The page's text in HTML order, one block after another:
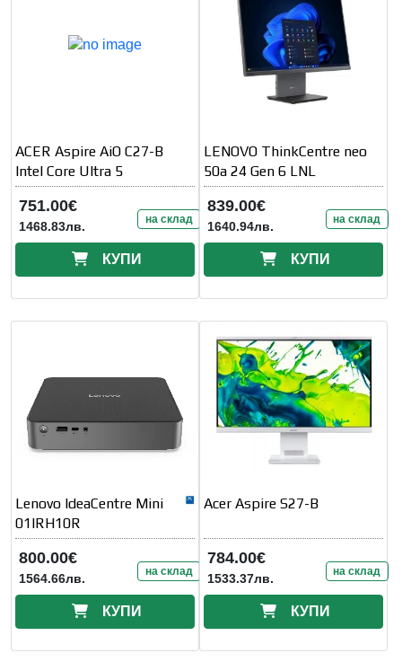
ACER Aspire AiO C27-B
Intel Core Ultra 5
751.00€
1468.83лв. на склад
КУПИ
LENOVO ThinkCentre neo
50a 24 Gen 6 LNL
839.00€
1640.94лв. на склад
КУПИ
Lenovo IdeaCentre Mini
01IRH10R
800.00€
1564.66лв. на склад
КУПИ
Acer Aspire S27-B
784.00€
1533.37лв. на склад
КУПИ